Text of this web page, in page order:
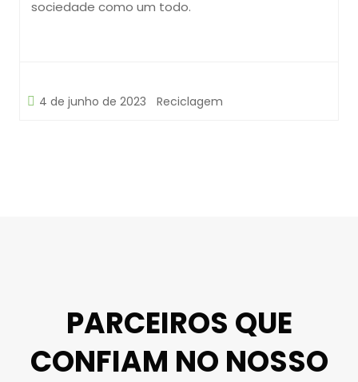
sociedade como um todo.
4 de junho de 2023 Reciclagem
PARCEIROS QUE
CONFIAM NO NOSSO